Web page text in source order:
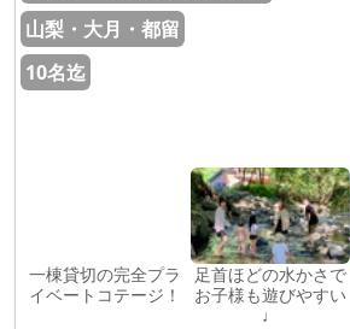
山梨・大月・都留
10名迄
一棟貸切の完全プラ
イベートコテージ！
足首ほどの水かさで
お子様も遊びやすい
♩